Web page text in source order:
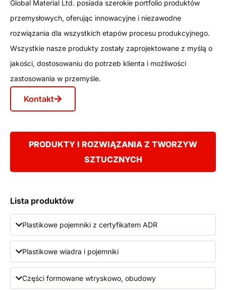
Global Material Ltd. posiada szerokie portfolio produktów
przemysłowych, oferując innowacyjne i niezawodne
rozwiązania dla wszystkich etapów procesu produkcyjnego.
Wszystkie nasze produkty zostały zaprojektowane z myślą o
jakości, dostosowaniu do potrzeb klienta i możliwości
zastosowania w przemyśle.
Kontakt
PRODUKTY I ROZWIĄZANIA Z TWORZYW
SZTUCZNYCH
Lista produktów
Plastikowe pojemniki z certyfikatem ADR
Plastikowe wiadra i pojemniki
Części formowane wtryskowo, obudowy